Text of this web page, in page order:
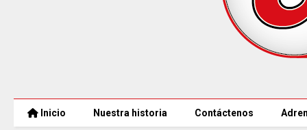
Inicio Nuestra historia Contáctenos